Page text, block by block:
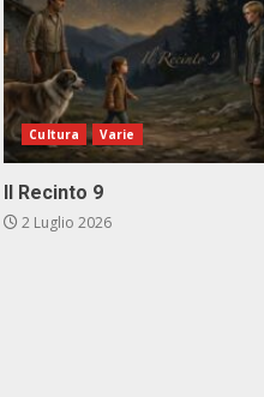
Cultura Varie
Il Recinto 9
2 Luglio 2026